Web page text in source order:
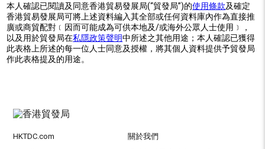
本人確認已閱讀及同意香港貿易發展局(“貿發局”)的使用條款及確定
香港貿易發展局可將上述資料編入其全部或任何資料庫內作為直接推
廣或商貿配對﹝因而可能成為可供本地及/或海外公眾人士使用﹞，
以及用於貿發局在私隱政策聲明中所述之其他用途；本人確認已獲得
此表格上所述的每一位人士同意及授權，將其個人資料提供予貿發局
作此表格提及的用途。
HKTDC.com 關於我們